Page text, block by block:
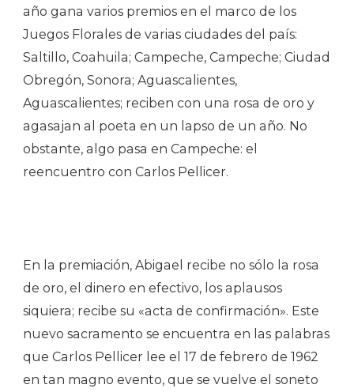
año gana varios premios en el marco de los
Juegos Florales de varias ciudades del país:
Saltillo, Coahuila; Campeche, Campeche; Ciudad
Obregón, Sonora; Aguascalientes,
Aguascalientes; reciben con una rosa de oro y
agasajan al poeta en un lapso de un año. No
obstante, algo pasa en Campeche: el
reencuentro con Carlos Pellicer.
En la premiación, Abigael recibe no sólo la rosa
de oro, el dinero en efectivo, los aplausos
siquiera; recibe su «acta de confirmación». Este
nuevo sacramento se encuentra en las palabras
que Carlos Pellicer lee el 17 de febrero de 1962
en tan magno evento, que se vuelve el soneto